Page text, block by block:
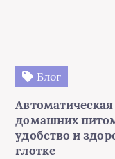
Блог
домашних
удобство и
глотке